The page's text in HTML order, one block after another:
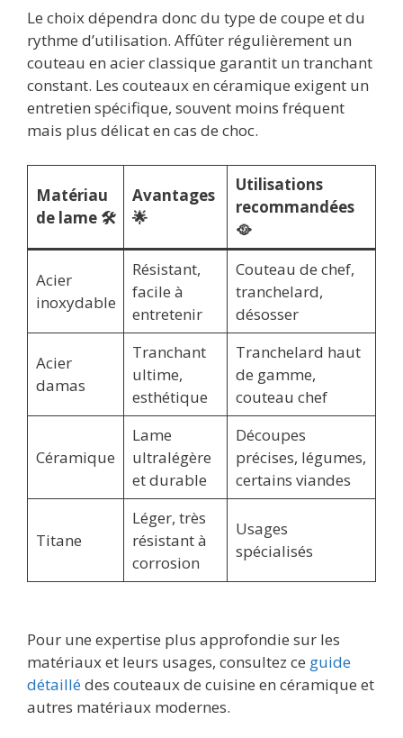
Le choix dépendra donc du type de coupe et du
rythme d’utilisation. Affûter régulièrement un
couteau en acier classique garantit un tranchant
constant. Les couteaux en céramique exigent un
entretien spécifique, souvent moins fréquent
mais plus délicat en cas de choc.
Matériau
de lame 🛠️
Avantages
🌟
Utilisations
recommandées
🥘
Acier
inoxydable
Résistant,
facile à
entretenir
Couteau de chef,
tranchelard,
désosser
Acier
damas
Tranchant
ultime,
esthétique
Tranchelard haut
de gamme,
couteau chef
Céramique
Lame
ultralégère
et durable
Découpes
précises, légumes,
certains viandes
Titane
Léger, très
résistant à
corrosion
Usages
spécialisés
Pour une expertise plus approfondie sur les
matériaux et leurs usages, consultez ce guide
détaillédes couteaux de cuisine en céramique et
autres matériaux modernes.